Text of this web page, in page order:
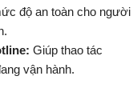
độ an toàn cho người
Giúp thao tác
vận hành.